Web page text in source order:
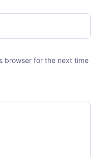
browser for the next time